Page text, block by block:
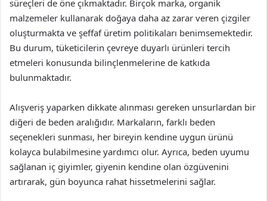
süreçleri de öne çıkmaktadır. Birçok marka, organik
malzemeler kullanarak doğaya daha az zarar veren çizgiler
oluşturmakta ve şeffaf üretim politikaları benimsemektedir.
Bu durum, tüketicilerin çevreye duyarlı ürünleri tercih
etmeleri konusunda bilinçlenmelerine de katkıda
bulunmaktadır.
Alışveriş yaparken dikkate alınması gereken unsurlardan bir
diğeri de beden aralığıdır. Markaların, farklı beden
seçenekleri sunması, her bireyin kendine uygun ürünü
kolayca bulabilmesine yardımcı olur. Ayrıca, beden uyumu
sağlanan iç giyimler, giyenin kendine olan özgüvenini
artırarak, gün boyunca rahat hissetmelerini sağlar.